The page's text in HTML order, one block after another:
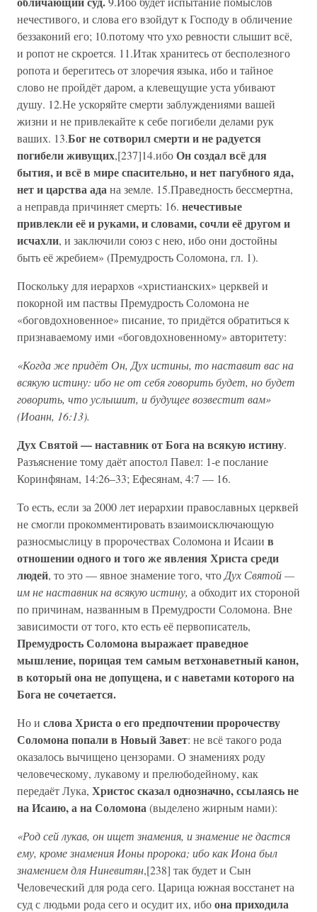
нечестивого, и слова его взойдут к Господу в обличение
беззаконий его; 10.потому что ухо ревности слышит всё,
и ропот не скроется. 11.Итак хранитесь от бесполезного
ропота и берегитесь от злоречия языка, ибо и тайное
слово не пройдёт даром, а клевещущие уста убивают
душу. 12.Не ускоряйте смерти заблуждениями вашей
жизни и не привлекайте к себе погибели делами рук
ваших. 13.Бог не сотворил смерти и не радуется
погибели живущих,[237]14.ибоОн создал всё для
бытия, и всё в мире спасительно, и нет пагубного яда,
нет и царства адана земле. 15.Праведность бессмертна,
а неправда причиняет смерть: 16. нечестивые
привлекли её и руками, и словами, сочли её другом и
исчахли, и заключили союз с нею, ибо они достойны
быть её жребием» (Премудрость Соломона, гл. 1).
Поскольку для иерархов «христианских» церквей и
покорной им паствы Премудрость Соломона не
«боговдохновенное» писание, то придётся обратиться к
признаваемому ими «боговдохновенному» авторитету:
«Когда же придёт Он, Дух истины, то наставит вас на
всякую истину: ибо не от себя говорить будет, но будет
говорить, что услышит, и будущее возвестит вам»
(Иоанн, 16:13).
Дух Святой — наставник от Бога на всякую истину.
Разъяснение тому даёт апостол Павел: 1-е послание
Коринфянам, 14:26–33; Ефесянам, 4:7 — 16.
То есть, если за 2000 лет иерархии православных церквей
не смогли прокомментировать взаимоисключающую
разносмыслицу в пророчествах Соломона и Исаии в
отношении одного и того же явления Христа среди
людей, то это — явное знамение того, что Дух Святой —
им не наставник на всякую истину, а обходит их стороной
по причинам, названным в Премудрости Соломона. Вне
зависимости от того, кто есть её первописатель,
Премудрость Соломона выражает праведное
мышление, порицая тем самым ветхонаветный канон,
в который она не допущена, и с наветами которого на
Бога не сочетается.
Но и слова Христа о его предпочтении пророчеству
Соломона попали в Новый Завет: не всё такого рода
оказалось вычищено цензорами. О знамениях роду
человеческому, лукавому и прелюбодейному, как
передаёт Лука, Христос сказал однозначно, ссылаясь не
на Исаию, а на Соломона(выделено жирным нами):
«Род сей лукав, он ищет знамения, и знамение не дастся
ему, кроме знамения Ионы пророка; ибо как Иона был
знамением для Ниневитян,[238] так будет и Сын
Человеческий для рода сего. Царица южная восстанет на
суд с людьми рода сего и осудит их, ибоона приходила